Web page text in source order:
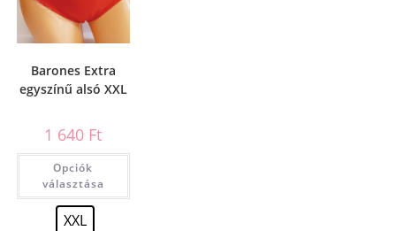
Barones Extra
egyszínű alsó XXL
1 640 Ft
Opciók
választása
XXL